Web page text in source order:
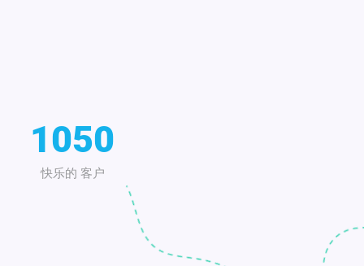
1050
快乐的 客户